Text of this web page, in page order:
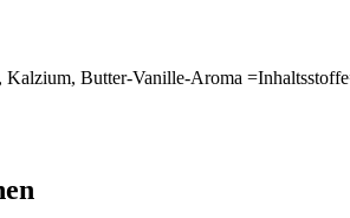
Butter-Vanille-Aroma